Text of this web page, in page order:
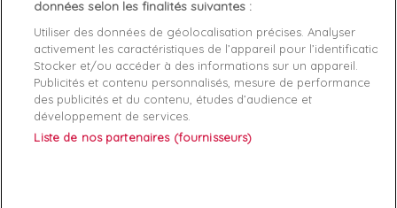
Démarque 25 %
Références spécifiques
EAN-13 8719853140901
données selon les finalités suivantes :
Utiliser des données de géolocalisation précises. Analyser
activement les caractéristiques de l’appareil pour l’identification.
Stocker et/ou accéder à des informations sur un appareil.
Publicités et contenu personnalisés, mesure de performance
des publicités et du contenu, études d’audience et
développement de services.
Liste de nos partenaires (fournisseurs)